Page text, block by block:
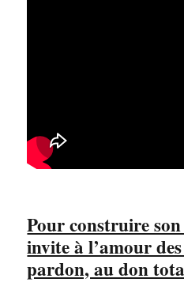
Pour construire
invite à l’amour
pardon, au don